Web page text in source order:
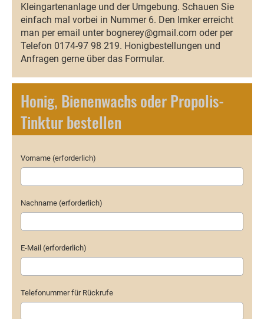
Kleingartenanlage und der Umgebung. Schauen Sie
einfach mal vorbei in Nummer 6. Den Imker erreicht
man per email unter bognerey@gmail.com oder per
Telefon 0174-97 98 219. Honigbestellungen und
Anfragen gerne über das Formular.
Honig, Bienenwachs oder Propolis-
Tinktur bestellen
Vorname (erforderlich)
Nachname (erforderlich)
E-Mail (erforderlich)
Telefonummer für Rückrufe